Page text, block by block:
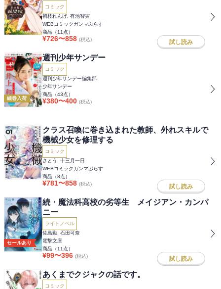
コミック
初枝れんげ, 有池智実
WEBコミックガンマぷらす
商品（11 点）
¥726〜858 (税込) 試し読み
続巻入荷
週刊少年サンデー
コミック
週刊少年サンデー編集部
少年サンデー
商品（43点）
¥380〜400 (税込)
クラス召喚に巻き込まれた教師、外れスキルで
機械少女を修理する
コミック
さとう, 十三月一日
WEBコミックガンマぷらす
商品（8点）
¥781〜858 (税込) 試し読み
セールあり
続・魔法科高校の劣等生 メイジアン・カンパ
ニー
ライトノベル
佐島勤, 石田可奈
電撃文庫
商品（11 点）
¥99〜396 (税込) 試し読み
あくまでクジャクの話です。
コミック